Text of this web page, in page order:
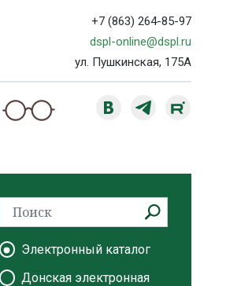
+7 (863) 264-85-97
dspl-online@dspl.ru
ул. Пушкинская, 175А
Электронный каталог
Донская электронная